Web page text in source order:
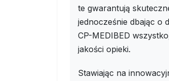
te gwarantują
jednocześnie dbając o
CP-MEDIBED
jakości opieki.
Stawiając na